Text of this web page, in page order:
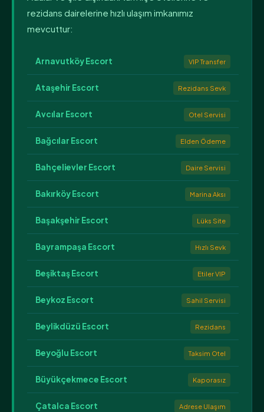
rezidans dairelerine hızlı ulaşım imkanımız
mevcuttur:
Arnavutköy Escort VIP Transfer
Ataşehir Escort Rezidans Sevk
Avcılar Escort Otel Servisi
Bağcılar Escort Elden Ödeme
Bahçelievler Escort Daire Servisi
Bakırköy Escort Marina Aksı
Başakşehir Escort Lüks Site
Bayrampaşa Escort Hızlı Sevk
Beşiktaş Escort Etiler VIP
Beykoz Escort Sahil Servisi
Beylikdüzü Escort Rezidans
Beyoğlu Escort Taksim Otel
Büyükçekmece Escort Kaporasız
Çatalca Escort Adrese Ulaşım